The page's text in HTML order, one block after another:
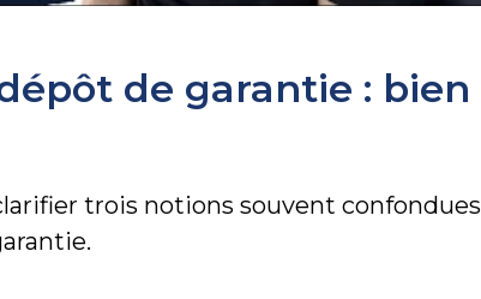
de garantie : bien
trois notions souvent confondues